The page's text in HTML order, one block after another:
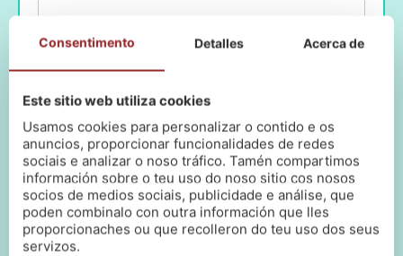
Lin e acepto a política de privacidade (Ler)
Consentimento Detalles Acerca de
Este sitio web utiliza cookies
Usamos cookies para personalizar o contido e os
anuncios, proporcionar funcionalidades de redes
sociais e analizar o noso tráfico. Tamén compartimos
información sobre o teu uso do noso sitio cos nosos
socios de medios sociais, publicidade e análise, que
poden combinalo con outra información que lles
proporcionaches ou que recolleron do teu uso dos seus
servizos.